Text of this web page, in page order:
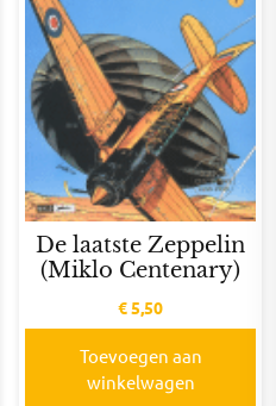
De laatste Zeppelin
(Miklo Centenary)
€5,50
Toevoegen aan
winkelwagen